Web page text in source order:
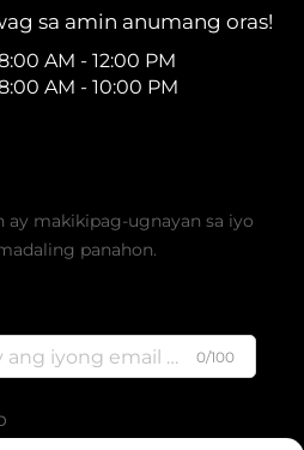
sa amin anumang oras!
AM - 12:00 PM
AM - 10:00 PM
makikipag-ugnayan sa iyo
panahon.
0/100